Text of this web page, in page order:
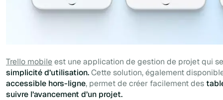
Trello mobileest une application de gestion de projet qui
simplicité d’utilisation.Cette solution, également
accessible hors-ligne, permet de créer facilement des
suivre l’avancement d’un projet.